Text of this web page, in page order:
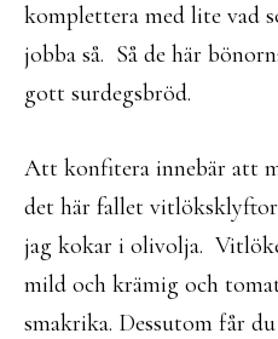
komplettera med lite vad
jobba så. Så de här
gott surdegsbröd.
Att konfitera innebär att
det här fallet
jag kokar i olivolja.
mild och krämig och
smakrika. Dessutom får